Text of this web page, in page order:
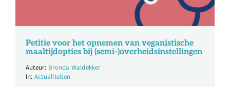
Petitie voor het opnemen van veganistische
maaltijdopties bij (semi-)overheidsinstellingen
Brenda Waldekker
Actualiteiten